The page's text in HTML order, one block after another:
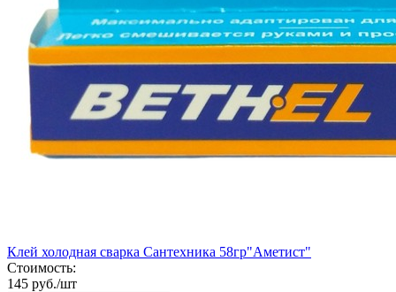
Клей холодная сварка Сантехника 58гр"Аметист"
Стоимость:
145 руб./шт